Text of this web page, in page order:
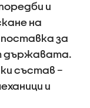
и
на
за
държавата.
състав –
и